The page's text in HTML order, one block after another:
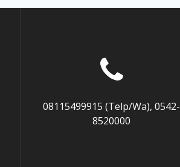
08115499915 (Telp/Wa), 0542-
8520000